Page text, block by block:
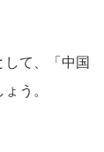
て、「中国
う。